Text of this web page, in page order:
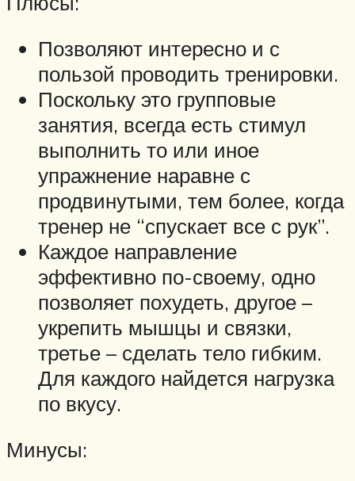
Позволяют интересно и с
пользой проводить тренировки.
Поскольку это групповые
занятия, всегда есть стимул
выполнить то или иное
упражнение наравне с
продвинутыми, тем более, когда
тренер не “спускает все с рук”.
Каждое направление
эффективно по-своему, одно
позволяет похудеть, другое –
укрепить мышцы и связки,
третье – сделать тело гибким.
Для каждого найдется нагрузка
по вкусу.
Минусы: